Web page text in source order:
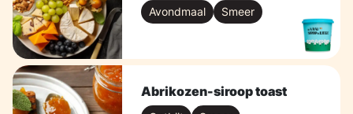
Avondmaal Smeer
Abrikozen-siroop toast